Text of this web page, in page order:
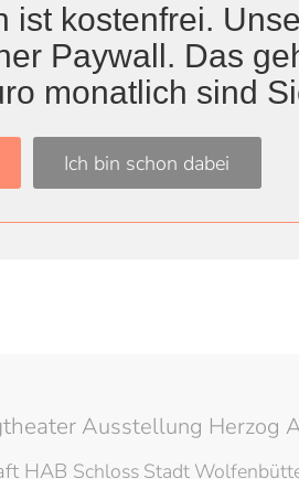
vor 80 Jahren
Ausstellung Herzog
HAB Schloss Stadt
ist kostenfrei.
Paywall. Das
monatlich sind
Ich bin schon dabei